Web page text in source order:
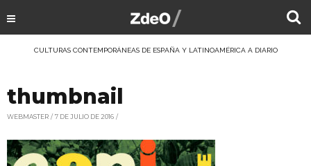
CULTURAS CONTEMPORÁNEAS DE ESPAÑA Y LATINOAMÉRICA A DIARIO
thumbnail
WEBMASTER 7 DE JULIO DE 2016